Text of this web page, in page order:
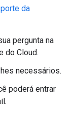
da
pergunta na
do Cloud.
necessários.
poderá entrar